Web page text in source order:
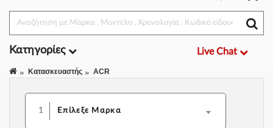
Κατηγορίες Live Chat
Κατασκευαστής ACR
1 Επίλεξε Μαρκα